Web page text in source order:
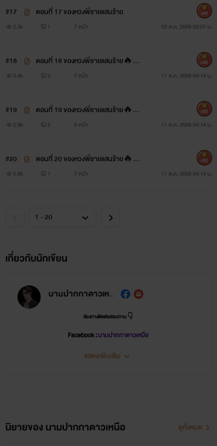
#17 ตอนที่ 17 ของหวงพี่ชายแสนร้าย
2.3k 1 7 หน้า 02 ต.ค. 2568 02:07 น.
400
#18
ตอนที่ 18 ของหวงพี่ชายแสนร้าย🔥🔥
🔥NC++++
3.4k 3 7 หน้า 11 ต.ค. 2568 04:14 น.
500
#19
ตอนที่ 19 ของหวงพี่ชายแสนร้าย🔥🔥
🔥NC++++
2.9k 2 8 หน้า 11 ต.ค. 2568 04:14 น.
500
#20
ตอนที่ 20 ของหวงพี่ชายแสนร้าย🔥NC
2.8k 1 7 หน้า 11 ต.ค. 2568 04:14 น.
400
เกี่ยวกับนักเขียน
นามปากกาดาวเหนือ
ช่องทางติดต่อสอบถาม 👇
Facebook :นามปากกาดาวเหนือ
แสดงเพิ่มเติม
นิยายของ นามปากกาดาวเหนือ ดูทั้งหมด